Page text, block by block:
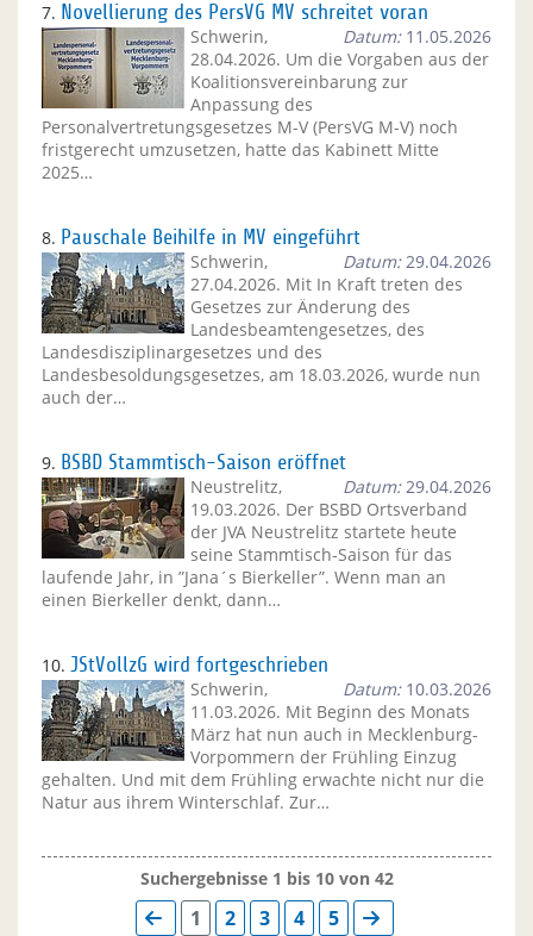
7. Novellierung des PersVG MV schreitet voran
Datum:11.05.2026
Schwerin,
28.04.2026. Um die Vorgaben aus der
Koalitionsvereinbarung zur
Anpassung des
Personalvertretungsgesetzes M-V (PersVG M-V) noch
fristgerecht umzusetzen, hatte das Kabinett Mitte
2025…
8. Pauschale Beihilfe in MV eingeführt
Datum:29.04.2026
Schwerin,
27.04.2026. Mit In Kraft treten des
Gesetzes zur Änderung des
Landesbeamtengesetzes, des
Landesdisziplinargesetzes und des
Landesbesoldungsgesetzes, am 18.03.2026, wurde nun
auch der…
9. BSBD Stammtisch-Saison eröffnet
Datum:29.04.2026
Neustrelitz,
19.03.2026. Der BSBD Ortsverband
der JVA Neustrelitz startete heute
seine Stammtisch-Saison für das
laufende Jahr, in ”Jana´s Bierkeller”. Wenn man an
einen Bierkeller denkt, dann…
10. JStVollzG wird fortgeschrieben
Datum:10.03.2026
Schwerin,
11.03.2026. Mit Beginn des Monats
März hat nun auch in Mecklenburg-
Vorpommern der Frühling Einzug
gehalten. Und mit dem Frühling erwachte nicht nur die
Natur aus ihrem Winterschlaf. Zur…
Suchergebnisse 1 bis 10 von 42
1 2 3 4 5